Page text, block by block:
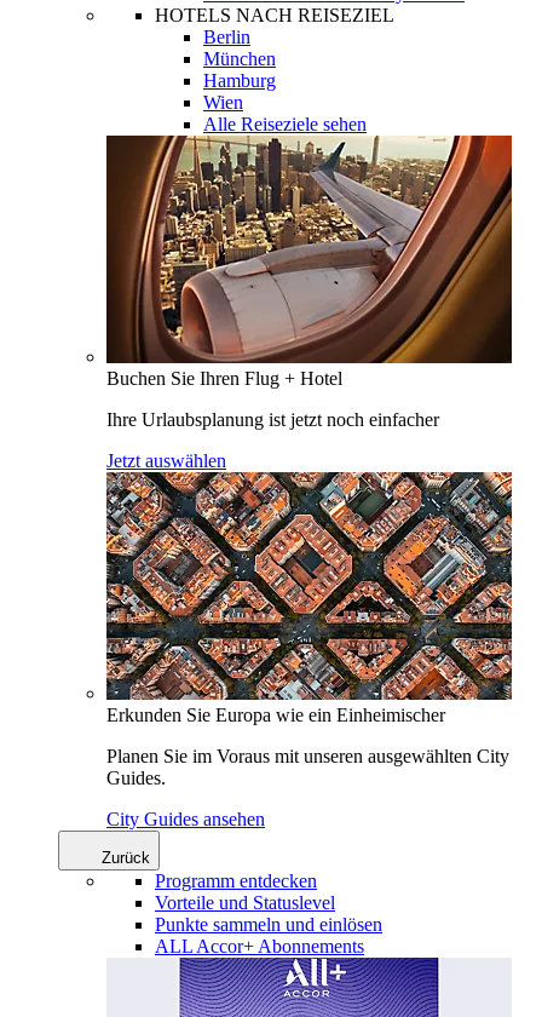
HOTELS NACH REISEZIEL
Berlin
München
Hamburg
Wien
Alle Reiseziele sehen
Buchen Sie Ihren Flug + Hotel
Ihre Urlaubsplanung ist jetzt noch einfacher
Jetzt auswählen
Erkunden Sie Europa wie ein Einheimischer
Planen Sie im Voraus mit unseren ausgewählten City
Guides.
City Guides ansehen
Zurück
Programm entdecken
Vorteile und Statuslevel
Punkte sammeln und einlösen
ALL Accor+ Abonnements